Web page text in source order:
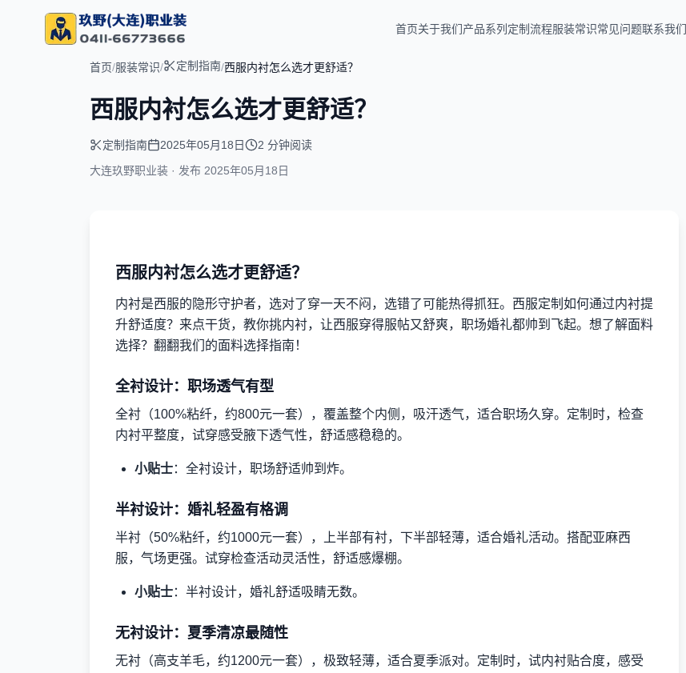
首页关于我们产品系列 定制流程服装常识常见问题联系我们
首页/服装常识/ 定制指南/西服内衬怎么选才更舒适？
西服内衬怎么选才更舒适？
定制指南 2025年05月18日
2 分钟阅读
大连玖野职业装 · 发布 2025年05月18日
西服内衬怎么选才更舒适？
内衬是西服的隐形守护者，选对了穿一天不闷，选错了可能热得抓狂。西服定制如何通过内衬提
升舒适度？来点干货，教你挑内衬，让西服穿得服帖又舒爽，职场婚礼都帅到飞起。想了解面料
选择？翻翻我们的面料选择指南！
全衬设计：职场透气有型
全衬（100%粘纤，约800元一套），覆盖整个内侧，吸汗透气，适合职场久穿。定制时，检查
内衬平整度，试穿感受腋下透气性，舒适感稳稳的。
小贴士：全衬设计，职场舒适帅到炸。
半衬设计：婚礼轻盈有格调
半衬（50%粘纤，约1000元一套），上半部有衬，下半部轻薄，适合婚礼活动。搭配亚麻西
服，气场更强。试穿检查活动灵活性，舒适感爆棚。
小贴士：半衬设计，婚礼舒适吸睛无数。
无衬设计：夏季清凉最随性
无衬（高支羊毛，约1200元一套），极致轻薄，适合夏季派对。定制时，试内衬贴合度，感受